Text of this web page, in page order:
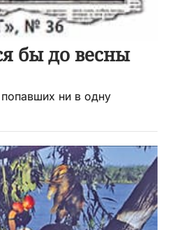
бы до весны
ни в одну